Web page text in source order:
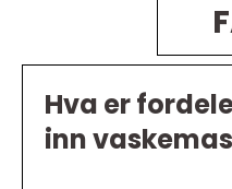
Hva er
inn